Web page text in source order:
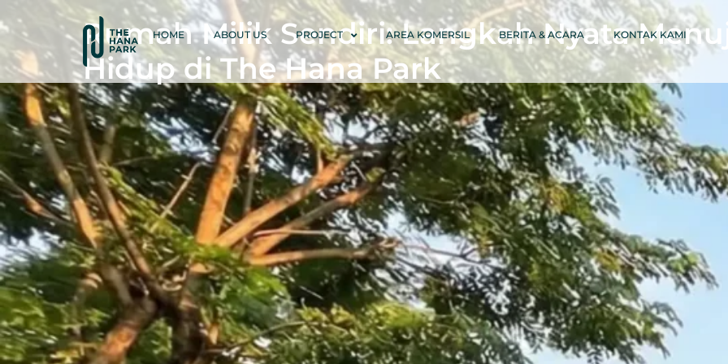
HOME ABOUT US PROJECT AREA KOMERSIL BERITA & ACARA KONTAK KAMI
Rumah Milik Sendiri: Langkah Nyata
Hidup di The Hana Park